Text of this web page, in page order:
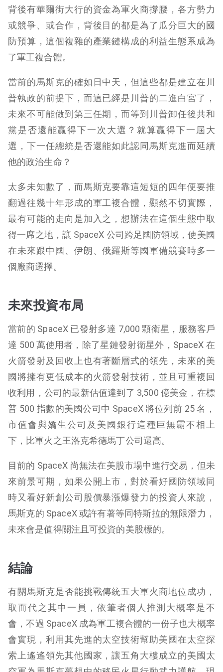
背後有華爾街大行的資金為軍火商撐腰，各方勢力
或競爭、或合作，背後目的都是為了瓜分巨大的國
防預算，這個複雜的產業鏈構成的利益生態系成為
了軍工複合體。
當前的馬斯克的確如日中天，但這些都是建立在川
普執政的前提下，而這已經是川普的二進白宮了，
未來不可能做到第三任期，而等到川普卸任後共和
黨是否還能贏得下一次大選？就算贏得下一屆大
選，下一任總統是否還能如此認同馬斯克進而延續
他的政治生命？
太多未知數了，而馬斯克要靠這短短的四年便要推
翻過往幾十年形成的軍工複合體，顯然不切實際，
最有可能的走向是加入之，想辦法在這個生態中取
得一席之地，讓 SpaceX 公司跨足國防領域，使美國
在未來跟中國、伊朗、俄羅斯等國軍備競賽時多一
個廠商選擇。
未來投資布局
當前的 SpaceX 已發射多達 7,000 顆衛星，服務客戶
達 500 萬使用者，除了星鏈發射衛星外，SpaceX 在
火箭發射及回收上也有著斷層式的領先，未來的美
國將擁有更低成本的火箭發射技術，並且可重複回
收利用，公司的最新估值達到了 3,500 億美金，在標
普 500 指數的美國公司中 SpaceX 將位列前 25 名，
市值會與嬌生公司及美國銀行這種巨無霸不相上
下，比軍火之王洛克希德馬丁公司還高。
目前的 SpaceX 尚無法在美股市場中進行交易，但未
來前景可期，如果公開上市，對於看好國防領域同
時又看好新創公司股價暴漲爆發力的投資人來說，
馬斯克的 SpaceX 或許有著等同特斯拉的無限潛力，
未來會是值得關注且可投資的美股標的。
結論
有關馬斯克是否能挑戰傳統五大軍火商地位成功，
取而代之其中一員，依筆者個人推測大概率是不
會，不過 SpaceX 成為軍工複合體的一份子也大概率
會實現，利用其先進的太空技術幫助美國在太空探
索上遙遙領先其他國家，讓五角大樓成立的美國太